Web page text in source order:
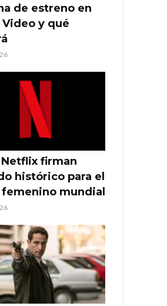
de estreno en
y qué
Netflix firman
histórico para el
mundial